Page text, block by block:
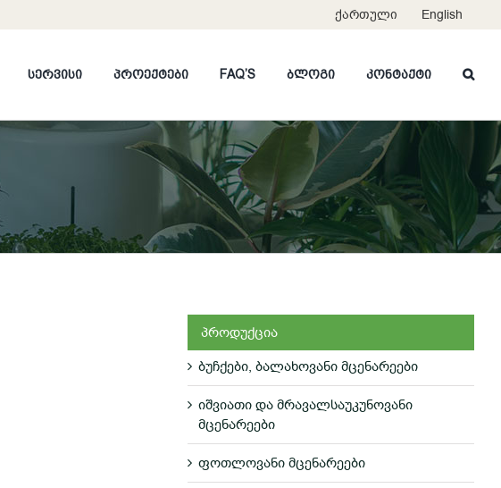
ქართული English
სერვისი პროექტები FAQ’S ბლოგი კონტაქტი
პროდუქცია
ბუჩქები, ბალახოვანი მცენარეები
იშვიათი და მრავალსაუკუნოვანი
მცენარეები
ფოთლოვანი მცენარეები